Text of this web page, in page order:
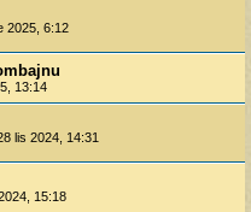
2025, 6:12
13:14
lis 2024, 14:31
15:18